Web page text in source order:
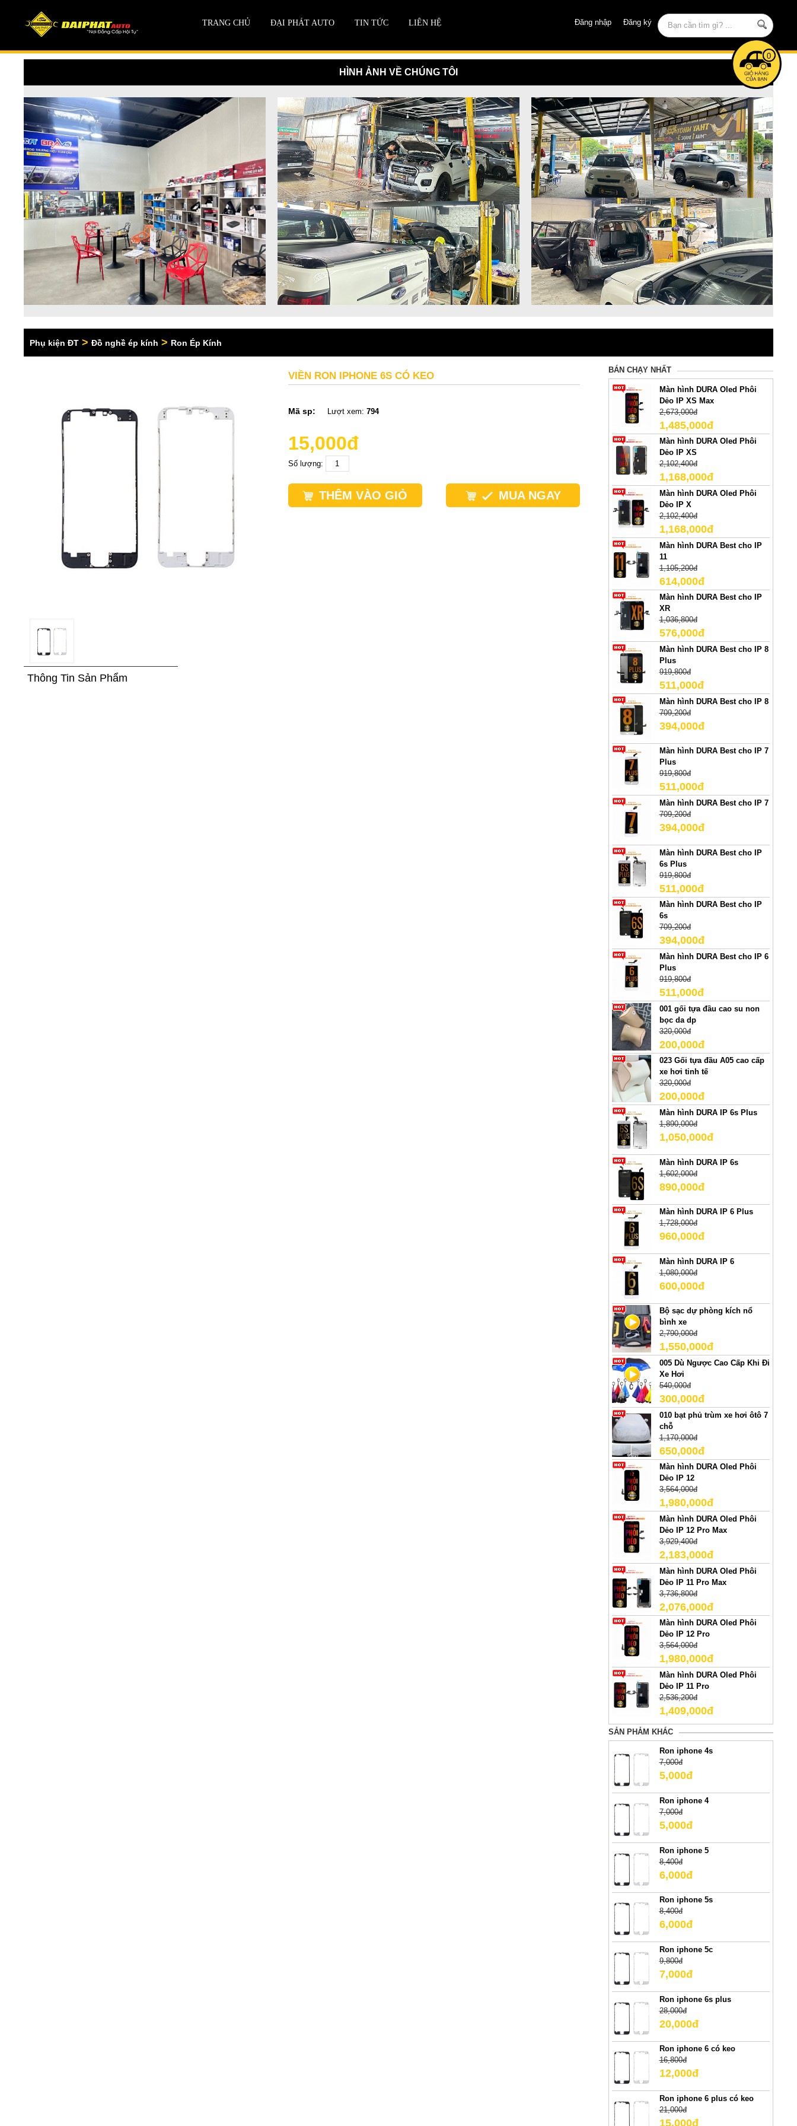
Đăng nhập Đăng ký
TRANG CHỦ ĐẠI PHÁT AUTO TIN TỨC LIÊN HỆ
0
HÌNH ẢNH VỀ CHÚNG TÔI
Phụ kiện ĐT > Đồ nghề ép kính > Ron Ép Kính
VIỀN RON IPHONE 6S CÓ KEO
Mã sp: Lượt xem: 794
15,000đ
Số lượng:
THÊM VÀO GIỎ MUA NGAY
Thông Tin Sản Phẩm
BÁN CHẠY NHẤT
Màn hình DURA Oled Phôi
Dẻo IP XS Max
2,673,000đ
1,485,000đ
Màn hình DURA Oled Phôi
Dẻo IP XS
2,102,400đ
1,168,000đ
Màn hình DURA Oled Phôi
Dẻo IP X
2,102,400đ
1,168,000đ
Màn hình DURA Best cho IP
11
1,105,200đ
614,000đ
Màn hình DURA Best cho IP
XR
1,036,800đ
576,000đ
Màn hình DURA Best cho IP 8
Plus
919,800đ
511,000đ
Màn hình DURA Best cho IP 8
709,200đ
394,000đ
Màn hình DURA Best cho IP 7
Plus
919,800đ
511,000đ
Màn hình DURA Best cho IP 7
709,200đ
394,000đ
Màn hình DURA Best cho IP
6s Plus
919,800đ
511,000đ
Màn hình DURA Best cho IP
6s
709,200đ
394,000đ
Màn hình DURA Best cho IP 6
Plus
919,800đ
511,000đ
001 gối tựa đầu cao su non
bọc da dp
320,000đ
200,000đ
023 Gối tựa đầu A05 cao cấp
xe hơi tinh tế
320,000đ
200,000đ
Màn hình DURA IP 6s Plus
1,890,000đ
1,050,000đ
Màn hình DURA IP 6s
1,602,000đ
890,000đ
Màn hình DURA IP 6 Plus
1,728,000đ
960,000đ
Màn hình DURA IP 6
1,080,000đ
600,000đ
Bộ sạc dự phòng kích nổ
bình xe
2,790,000đ
1,550,000đ
005 Dù Ngược Cao Cấp Khi Đi
Xe Hơi
540,000đ
300,000đ
010 bạt phủ trùm xe hơi ôtô 7
chỗ
1,170,000đ
650,000đ
Màn hình DURA Oled Phôi
Dẻo IP 12
3,564,000đ
1,980,000đ
Màn hình DURA Oled Phôi
Dẻo IP 12 Pro Max
3,929,400đ
2,183,000đ
Màn hình DURA Oled Phôi
Dẻo IP 11 Pro Max
3,736,800đ
2,076,000đ
Màn hình DURA Oled Phôi
Dẻo IP 12 Pro
3,564,000đ
1,980,000đ
Màn hình DURA Oled Phôi
Dẻo IP 11 Pro
2,536,200đ
1,409,000đ
SẢN PHẢM KHÁC
Ron iphone 4s
7,000đ
5,000đ
Ron iphone 4
7,000đ
5,000đ
Ron iphone 5
8,400đ
6,000đ
Ron iphone 5s
8,400đ
6,000đ
Ron iphone 5c
9,800đ
7,000đ
Ron iphone 6s plus
28,000đ
20,000đ
Ron iphone 6 có keo
16,800đ
12,000đ
Ron iphone 6 plus có keo
21,000đ
15,000đ